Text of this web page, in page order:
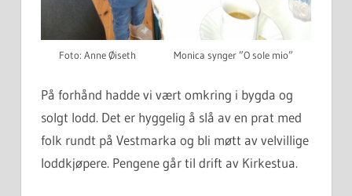
Foto: Anne Øiseth Monica synger ”O sole mio”
På forhånd hadde vi vært omkring i bygda og
solgt lodd. Det er hyggelig å slå av en prat med
folk rundt på Vestmarka og bli møtt av velvillige
loddkjøpere. Pengene går til drift av Kirkestua.